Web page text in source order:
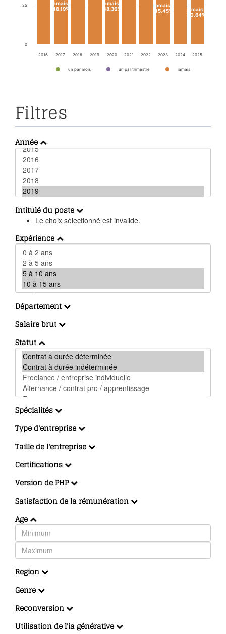
un par mois un par trimestre jamais
2016 2017 2018 2019 2020 2021 2022 2023 2024 2025
0
25 jamais
48.19%
jamais
48.36%
jamais:
45.45%
jamais
40.64%
Filtres
Année
Intitulé du poste
Le choix sélectionné est invalide.
Expérience
Département
Salaire brut
Statut
Spécialités
Type d'entreprise
Taille de l'entreprise
Certifications
Version de PHP
Satisfaction de la rémunération
Age
Region
Genre
Reconversion
Utilisation de l'ia générative